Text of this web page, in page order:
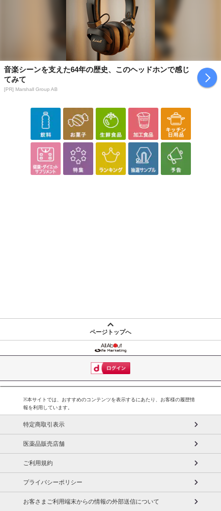
音楽シーンを支えた64年の歴史、このヘッドホンで感じ
てみて
[PR] Marshall Group AB
ページトップへ
※本サイトでは、おすすめのコンテンツを表示するにあたり、お客様の履歴情
報を利用しています。
特定商取引表示
医薬品販売店舗
ご利用規約
プライバシーポリシー
お客さまご利用端末からの情報の外部送信について